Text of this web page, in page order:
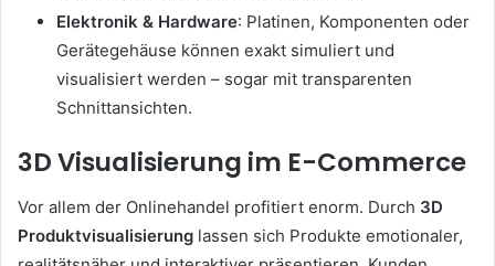
Elektronik & Hardware: Platinen, Komponenten oder
Gerätegehäuse können exakt simuliert und
visualisiert werden – sogar mit transparenten
Schnittansichten.
3D Visualisierung im E-Commerce
Vor allem der Onlinehandel profitiert enorm. Durch 3D
Produktvisualisierung lassen sich Produkte emotionaler,